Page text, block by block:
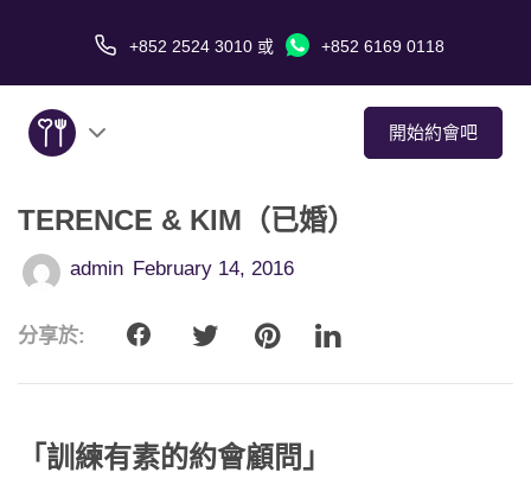
+852 2524 3010 或 +852 6169 0118
開始約會吧
關於我們
服務
愛情故事
約會技巧
TERENCE & KIM（已婚）
admin February 14, 2016
分享於:
「訓練有素的約會顧問」